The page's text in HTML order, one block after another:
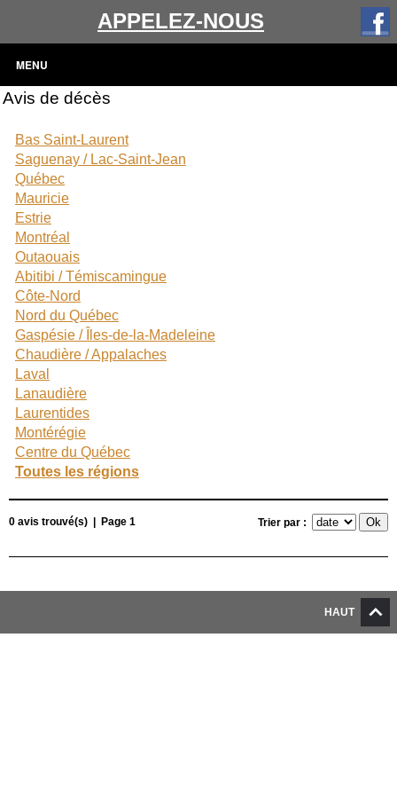
APPELEZ-NOUS
MENU
Avis de décès
Bas Saint-Laurent
Saguenay / Lac-Saint-Jean
Québec
Mauricie
Estrie
Montréal
Outaouais
Abitibi / Témiscamingue
Côte-Nord
Nord du Québec
Gaspésie / Îles-de-la-Madeleine
Chaudière / Appalaches
Laval
Lanaudière
Laurentides
Montérégie
Centre du Québec
Toutes les régions
0 avis trouvé(s) | Page 1 Trier par :
HAUT